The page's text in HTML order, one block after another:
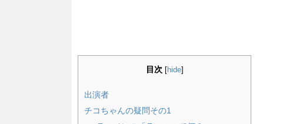
目次 [hide]
出演者
チコちゃんの疑問その1